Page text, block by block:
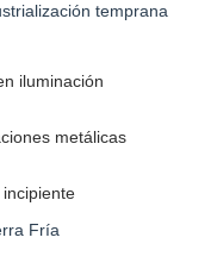
temprana
iluminación
metálicas
Fría